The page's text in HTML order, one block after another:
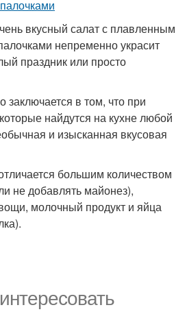
вкусный салат с плавленным
непременно украсит
праздник или просто
заключается в том, что при
найдутся на кухне любой
и изысканная вкусовая
большим количеством
не добавлять майонез),
молочный продукт и яйца